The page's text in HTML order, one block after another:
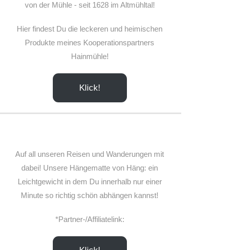
von der Mühle - seit 1628 im Altmühltal!
Hier findest Du die leckeren und heimischen
Produkte meines Kooperationspartners
Hainmühle!
Klick!
Auf all unseren Reisen und Wanderungen mit
dabei! Unsere Hängematte von Häng: ein
Leichtgewicht in dem Du innerhalb nur einer
Minute so richtig schön abhängen kannst!
*Partner-/Affiliatelink: